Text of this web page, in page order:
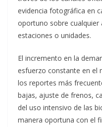
evidencia fotográfica en
oportuno sobre cualquier
estaciones o unidades.
El incremento en la
esfuerzo constante en el
los reportes más
bajas, ajuste de frenos,
del uso intensivo de las
manera oportuna con el